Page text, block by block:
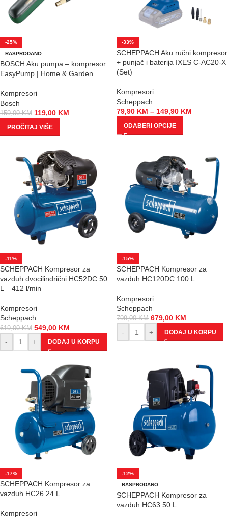
-25%
RASPRODANO
BOSCH Aku pumpa – kompresor
EasyPump | Home & Garden
Kompresori
Bosch
159,00KM 119,00 KM
PROČITAJ VIŠE
-33%
SCHEPPACH Aku ručni kompresor
+ punjač i baterija IXES C-AC20-X
(Set)
Kompresori
Scheppach
79,90 KM – 149,90 KM
ODABERI OPCIJE
-11%
SCHEPPACH Kompresor za
vazduh dvocilindrični HC52DC 50
L – 412 l/min
Kompresori
Scheppach
619,00KM 549,00 KM
-
+ DODAJ U KORPU
-15%
SCHEPPACH Kompresor za
vazduh HC120DC 100 L
Kompresori
Scheppach
799,00KM 679,00 KM
-
+ DODAJ U KORPU
-17%
SCHEPPACH Kompresor za
vazduh HC26 24 L
Kompresori
-12%
RASPRODANO
SCHEPPACH Kompresor za
vazduh HC63 50 L